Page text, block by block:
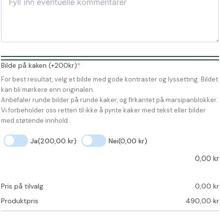
Bilde på kaken (+200kr)*
For best resultat, velg et bilde med gode kontraster og lyssetting. Bildet
kan bli mørkere enn originalen.
Anbefaler runde bilder på runde kaker, og firkantet på marsipanblokker.
Vi forbeholder oss retten til ikke å pynte kaker med tekst eller bilder
med støtende innhold.
Ja(200,00 kr) Nei(0,00 kr)
0,00 kr
Pris på tilvalg 0,00 kr
Produktpris
490,00 kr